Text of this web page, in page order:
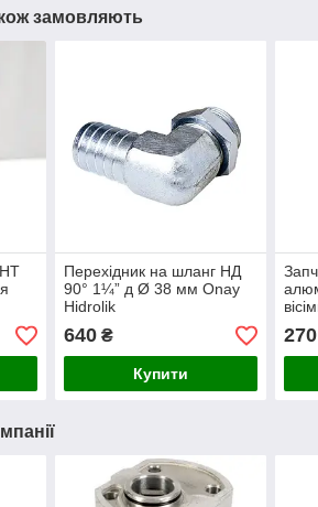
замовляють
Перехідник на шланг НД
90° 1¼” д Ø 38 мм Onay
Hidrolik
640₴
Купити
270